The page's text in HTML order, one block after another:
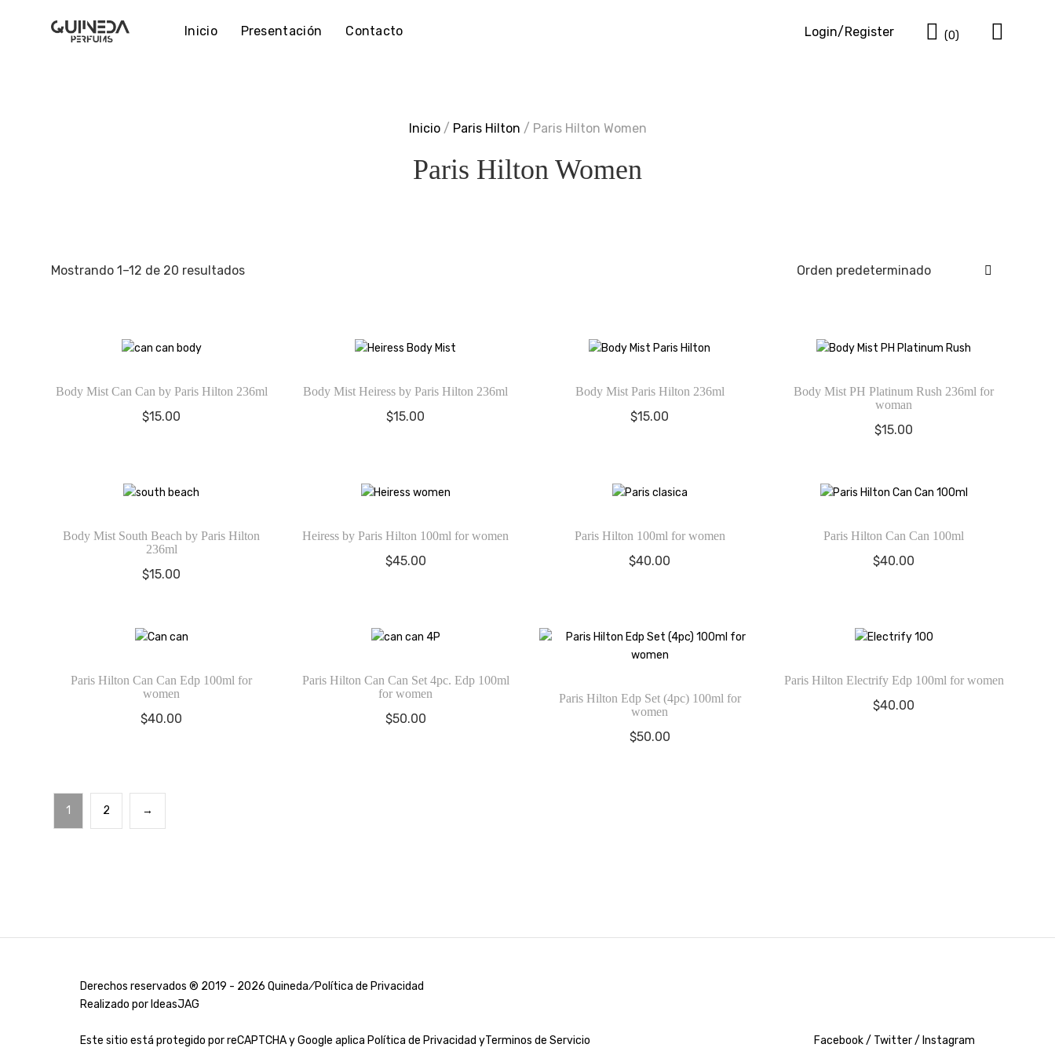
Inicio Presentación Contacto Login/Register Cart
(0)
Inicio/ Paris Hilton / Paris Hilton Women
Paris Hilton Women
Mostrando 1–12 de 20 resultados
Body Mist Can Can by Paris Hilton 236ml
$15.00
Body Mist Heiress by Paris Hilton 236ml
$15.00
Body Mist Paris Hilton 236ml
$15.00
Body Mist PH Platinum Rush 236ml for
woman
$15.00
Body Mist South Beach by Paris Hilton
236ml
$15.00
Heiress by Paris Hilton 100ml for women
$45.00
Paris Hilton 100ml for women
$40.00
Paris Hilton Can Can 100ml
$40.00
Paris Hilton Can Can Edp 100ml for
women
$40.00
Paris Hilton Can Can Set 4pc. Edp 100ml
for women
$50.00
Paris Hilton Edp Set (4pc) 100ml for
women
$50.00
Paris Hilton Electrify Edp 100ml for women
$40.00
1 2 →
Derechos reservados ® 2019 - 2026 Quineda ⁄Política de Privacidad
Realizado por IdeasJAG
Este sitio está protegido por reCAPTCHA y Google aplica Política de Privacidad yTerminos de Servicio Facebook / Twitter / Instagram